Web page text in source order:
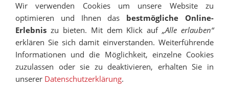
VANDALISMUS
NEWSLETTER STELLENANGEBOTE
© RUDOLF-HILDEBRAND-SCHULE MARKKLEEBERG 2001 -
2026
Wir verwenden Cookies um unsere Website zu
optimieren und Ihnen das bestmögliche Online-
Erlebnis zu bieten. Mit dem Klick auf„Alle erlauben“
erklären Sie sich damit einverstanden. Weiterführende
Informationen und die Möglichkeit, einzelne Cookies
zuzulassen oder sie zu deaktivieren, erhalten Sie in
unserer Datenschutzerklärung.